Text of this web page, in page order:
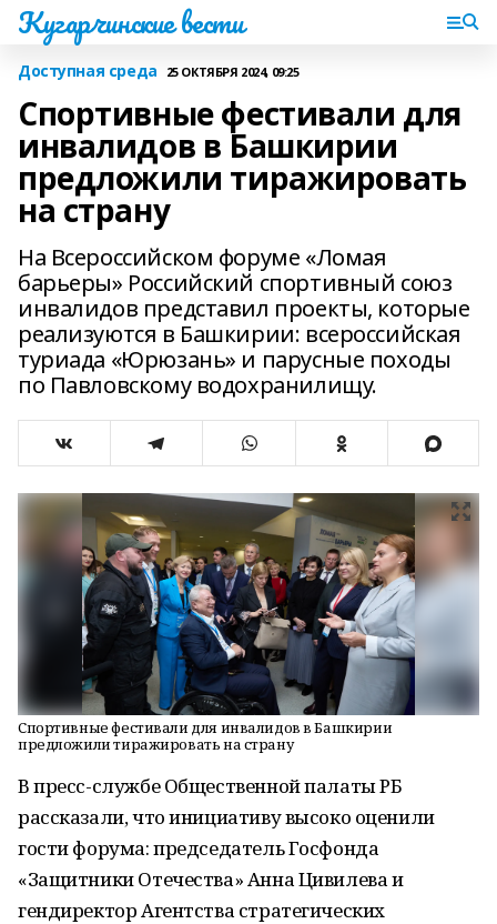
Кугарчинские вести
Доступная среда 25 ОКТЯБРЯ 2024, 09:25
Спортивные фестивали для
инвалидов в Башкирии
предложили тиражировать
на страну
На Всероссийском форуме «Ломая
барьеры» Российский спортивный союз
инвалидов представил проекты, которые
реализуются в Башкирии: всероссийская
туриада «Юрюзань» и парусные походы
по Павловскому водохранилищу.
Спортивные фестивали для инвалидов в Башкирии
предложили тиражировать на страну
В пресс-службе Общественной палаты РБ
рассказали, что инициативу высоко оценили
гости форума: председатель Госфонда
«Защитники Отечества» Анна Цивилева и
гендиректор Агентства стратегических